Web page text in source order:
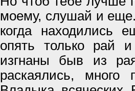
моему, слушай и
когда находились
опять только рай
изгнаны быв из
раскаялись, много